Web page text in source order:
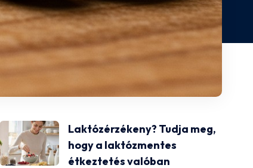
Laktózérzékeny? Tudja meg,
hogy a laktózmentes
étkeztetés valóban